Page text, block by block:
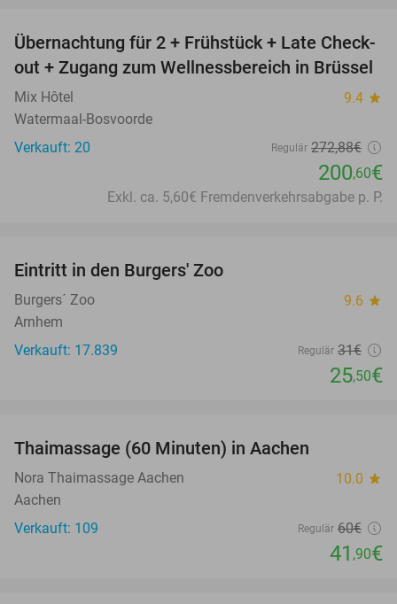
26%
Übernachtung für 2 + Frühstück + Late Check-
out + Zugang zum Wellnessbereich in Brüssel
Mix Hôtel 9.4 star
Watermaal-Bosvoorde
Verkauft: 20
Regulär 272,88€
200,60€
Exkl. ca. 5,60€ Fremdenverkehrsabgabe p. P.
Eintritt in den Burgers' Zoo
Burgers´ Zoo 9.6 star
Arnhem
Verkauft: 17.839
Regulär 31€
25,50€
Thaimassage (60 Minuten) in Aachen
Nora Thaimassage Aachen 10.0 star
Aachen
Verkauft: 109
Regulär 60€
41 ,90€